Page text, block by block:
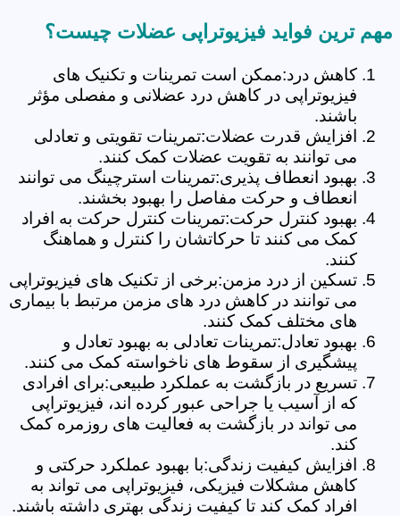
مهم ترین فواید فیزیوتراپی عضلات چیست؟
کاهش درد:ممکن است تمرینات و تکنیک های
فیزیوتراپی در کاهش درد عضلانی و مفصلی مؤثر
باشند.
افزایش قدرت عضلات:تمرینات تقویتی و تعادلی
می توانند به تقویت عضلات کمک کنند.
بهبود انعطاف پذیری:تمرینات استرچینگ می توانند
انعطاف و حرکت مفاصل را بهبود بخشند.
بهبود کنترل حرکت:تمرینات کنترل حرکت به افراد
کمک می کنند تا حرکاتشان را کنترل و هماهنگ
کنند.
تسکین از درد مزمن:برخی از تکنیک های فیزیوتراپی
می توانند در کاهش درد های مزمن مرتبط با بیماری
های مختلف کمک کنند.
بهبود تعادل:تمرینات تعادلی به بهبود تعادل و
پیشگیری از سقوط های ناخواسته کمک می کنند.
تسریع در بازگشت به عملکرد طبیعی:برای افرادی
که از آسیب یا جراحی عبور کرده اند، فیزیوتراپی
می تواند در بازگشت به فعالیت های روزمره کمک
کند.
افزایش کیفیت زندگی:با بهبود عملکرد حرکتی و
کاهش مشکلات فیزیکی، فیزیوتراپی می تواند به
افراد کمک کند تا کیفیت زندگی بهتری داشته باشند.